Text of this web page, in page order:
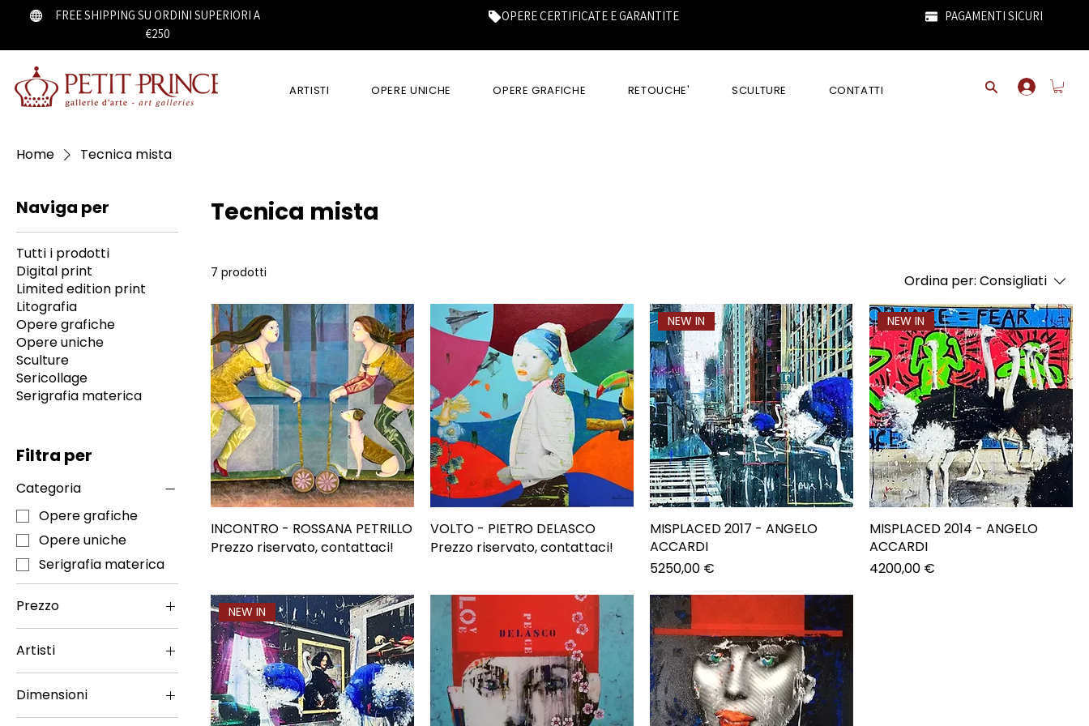
FREE SHIPPING SU ORDINI SUPERIORI A
€250
OPERE CERTIFICATE E GARANTITE PAGAMENTI SICURI
ARTISTI OPERE UNICHE OPERE GRAFICHE RETOUCHE' SCULTURE CONTATTI
Home Tecnica mista
Naviga per
Tutti i prodotti
Digital print
Limited edition print
Litografia
Opere grafiche
Opere uniche
Sculture
Sericollage
Serigrafia materica
Filtra per
Categoria
Opere grafiche
Opere uniche
Serigrafia materica
Prezzo
0 € 5250 €
Artisti
Angelo Accardi
Pietro Delasco
Dimensioni
Tecnica mista
7 prodotti Ordina per: Consigliati
INCONTRO - ROSSANA PETRILLO
Prezzo riservato, contattaci!
VOLTO - PIETRO DELASCO
Prezzo riservato, contattaci!
NEW IN
MISPLACED 2017 - ANGELO
ACCARDI
Prezzo
5250,00 €
NEW IN
MISPLACED 2014 - ANGELO
ACCARDI
Prezzo
4200,00 €
NEW IN